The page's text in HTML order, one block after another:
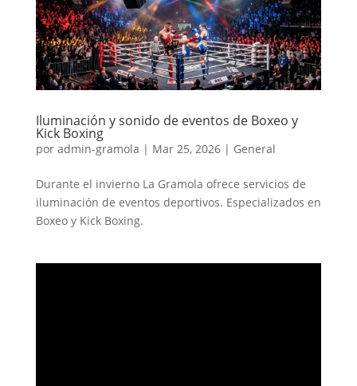
Iluminación y sonido de eventos de Boxeo y
Kick Boxing
por admin-gramola | Mar 25, 2026| General
Durante el invierno La Gramola ofrece servicios de
iluminación de eventos deportivos. Especializados en
Boxeo y Kick Boxing.